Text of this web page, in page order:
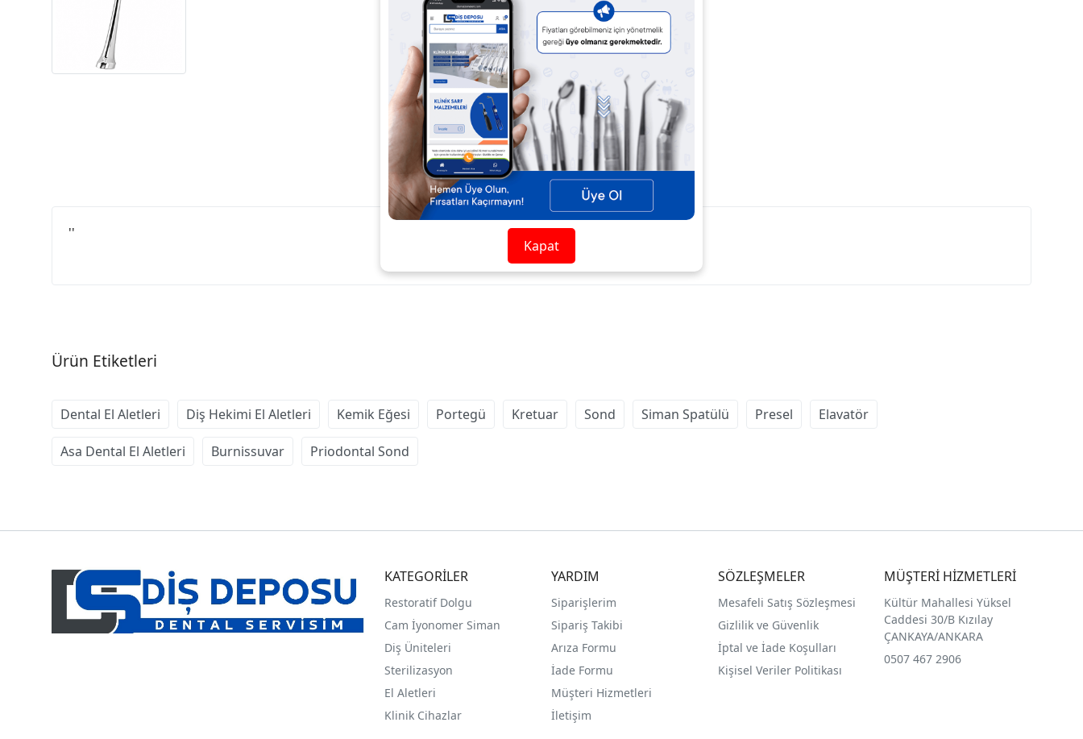
Ürün Açıklaması Ürün Yorumları
''
Ürün Etiketleri
Dental El Aletleri Diş Hekimi El Aletleri Kemik Eğesi Portegü Kretuar Sond Siman Spatülü Presel Elavatör
Asa Dental El Aletleri Burnissuvar Priodontal Sond
KATEGORİLER
Restoratif Dolgu
Cam İyonomer Siman
Diş Üniteleri
Sterilizasyon
El Aletleri
Klinik Cihazlar
YARDIM
Siparişlerim
Sipariş Takibi
Arıza Formu
İade Formu
Müşteri Hizmetleri
İletişim
SÖZLEŞMELER
Mesafeli Satış Sözleşmesi
Gizlilik ve Güvenlik
İptal ve İade Koşulları
Kişisel Veriler Politikası
MÜŞTERİ HİZMETLERİ
Kültür Mahallesi Yüksel
Caddesi 30/B Kızılay
ÇANKAYA/ANKARA
0507 467 2906
Kapat